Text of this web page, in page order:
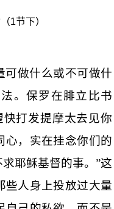
1节下）
可做什么或不可做什
。保罗在腓立比书
打发提摩太去见你
，实在挂念你们的
耶稣基督的事。”这
些人身上投放过大量